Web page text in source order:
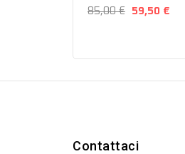
85,00 € 59,50 €
Contattaci